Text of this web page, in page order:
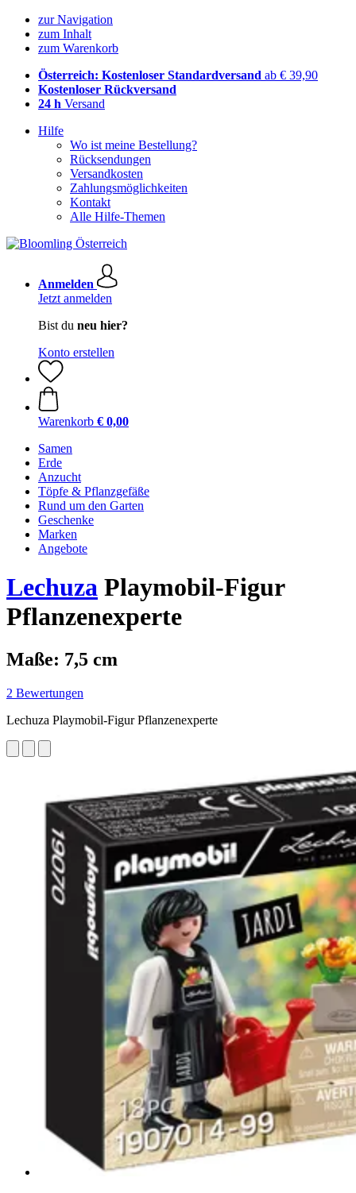
zur Navigation
zum Inhalt
zum Warenkorb
Österreich: Kostenloser Standardversand ab € 39,90
Kostenloser Rückversand
24 h Versand
Hilfe
Wo ist meine Bestellung?
Rücksendungen
Versandkosten
Zahlungsmöglichkeiten
Kontakt
Alle Hilfe-Themen
Anmelden
Jetzt anmelden
Bist du neu hier?
Konto erstellen
Warenkorb € 0,00
Samen
Erde
Anzucht
Töpfe & Pflanzgefäße
Rund um den Garten
Geschenke
Marken
Angebote
Lechuza Playmobil-Figur
Pflanzenexperte
Maße: 7,5 cm
2 Bewertungen
Lechuza Playmobil-Figur Pflanzenexperte